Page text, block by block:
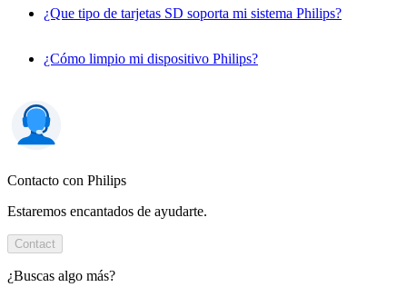
¿Que tipo de tarjetas SD soporta mi sistema Philips?
¿Cómo limpio mi dispositivo Philips?
Contacto con Philips
Estaremos encantados de ayudarte.
Contact
¿Buscas algo más?